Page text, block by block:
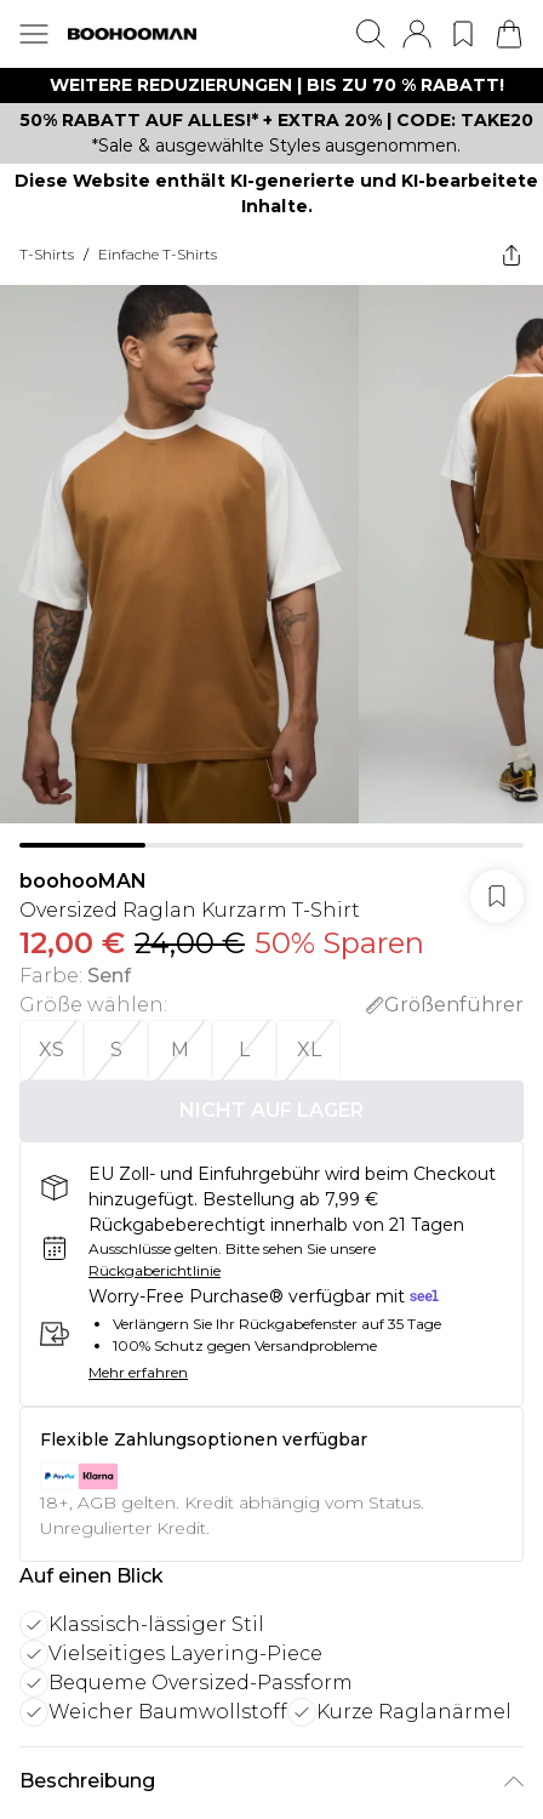
WEITERE REDUZIERUNGEN | BIS ZU 70 % RABATT!
50% RABATT AUF ALLES!* + EXTRA 20% | CODE: TAKE20
*Sale & ausgewählte Styles ausgenommen.
Diese Website enthält KI-generierte und KI-bearbeitete
Inhalte.
T-Shirts / Einfache T-Shirts
boohooMAN
Oversized Raglan Kurzarm T-Shirt
12,00 € 24,00 € 50% Sparen
Farbe: Senf
Größe wählen:
Größenführer
XS
S M L XL
NICHT AUF LAGER
EU Zoll- und Einfuhrgebühr wird beim Checkout
hinzugefügt. Bestellung ab 7,99 €
Rückgabeberechtigt innerhalb von 21 Tagen
Ausschlüsse gelten. Bitte sehen Sie unsere
Rückgaberichtlinie
Worry-Free Purchase® verfügbar mit
Verlängern Sie Ihr Rückgabefenster auf 35 Tage
100% Schutz gegen Versandprobleme
Mehr erfahren
Flexible Zahlungsoptionen verfügbar
18+, AGB gelten. Kredit abhängig vom Status.
Unregulierter Kredit.
Auf einen Blick
Klassisch-lässiger Stil
Vielseitiges Layering-Piece
Bequeme Oversized-Passform
Weicher Baumwollstoff
Kurze Raglanärmel
Beschreibung